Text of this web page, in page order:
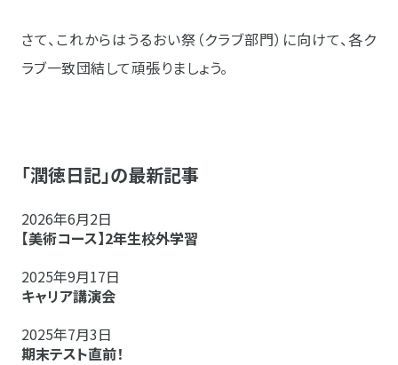
さて、これからはうるおい祭（クラブ部門）に向けて、各ク
ラブ一致団結して頑張りましょう。
「潤徳日記」の最新記事
2026年6月2日
【美術コース】2年生校外学習
2025年9月17日
キャリア講演会
2025年7月3日
期末テスト直前！